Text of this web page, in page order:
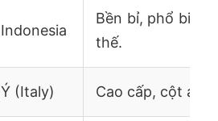
Indonesia
Bền bỉ, phổ
thế.
Ý (Italy) Cao cấp, cột áp